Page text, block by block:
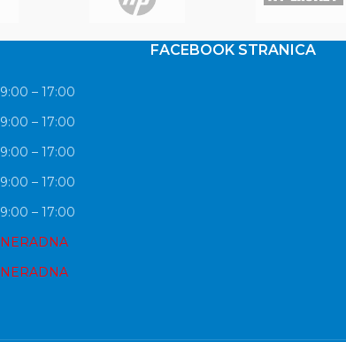
9:00 – 17:00
9:00 – 17:00
9:00 – 17:00
9:00 – 17:00
9:00 – 17:00
NERADNA
NERADNA
FACEBOOK STRANICA